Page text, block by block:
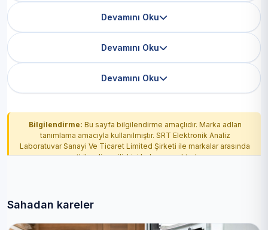
Devamını Oku
Devamını Oku
Devamını Oku
Bilgilendirme: Bu sayfa bilgilendirme amaçlıdır. Marka adları
tanımlama amacıyla kullanılmıştır. SRT Elektronik Analiz
Laboratuvar Sanayi Ve Ticaret Limited Şirketi ile markalar arasında
yetkilendirme ilişkisi bulunmamaktadır.
Sahadan kareler